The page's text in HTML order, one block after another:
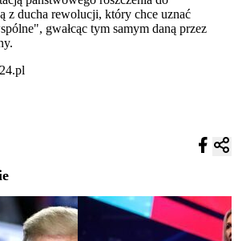
z ducha rewolucji, który chce uznać
gwałcąc tym samym daną przez